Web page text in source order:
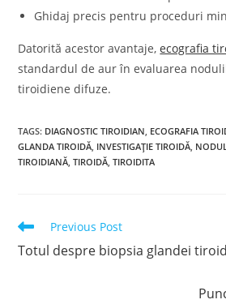
Ghidaj precis pentru proceduri
Datorită acestor avantaje,ecografia
standardul de aur în evaluarea
tiroidiene difuze.
TAGS: DIAGNOSTIC TIROIDIAN, ECOGRAFIA
GLANDA TIROIDĂ, INVESTIGAȚIE TIROIDĂ,
TIROIDIANĂ, TIROIDĂ, TIROIDITA
Read
articles
Previous Post
Totul despre biopsia glandei